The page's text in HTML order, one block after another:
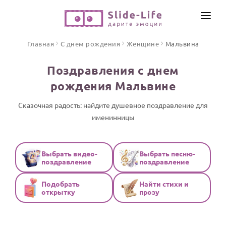
ПО ФОРМАТУ
Видео поздравления
Песни поздравления
Стихи и тексты
ПРАЗДНИКИ
С Днем рождения
ИНСТРУМЕНТЫ
ОТЗЫВЫ
Главная С днем рождения Женщине Мальвина
Поздравления с днем
рождения Мальвине
Сказочная радость: найдите душевное поздравление для
именинницы
Выбрать видео-
поздравление
Выбрать песню-
поздравление
Подобрать
открытку
Найти стихи и
прозу